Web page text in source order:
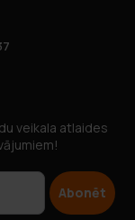
veikala atlaides
Abonēt